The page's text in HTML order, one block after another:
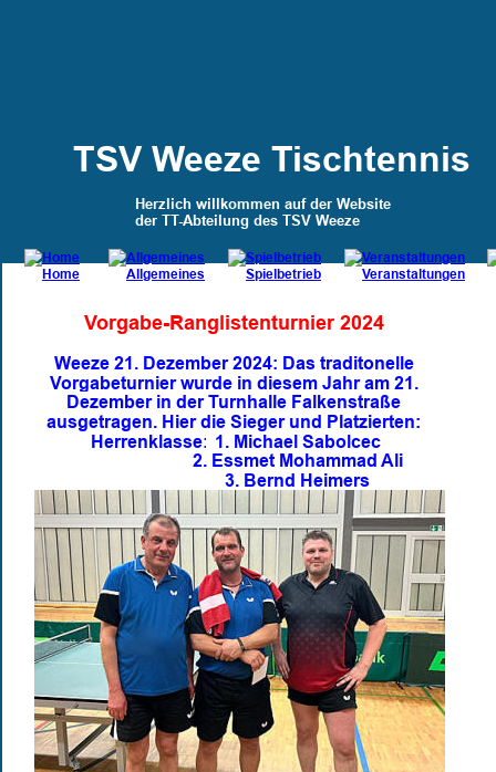
Herzlich willkommen auf der Website
der TT-Abteilung des TSV Weeze
TSV Weeze Tischtennis
Herrenklasse: 1. Michael Sabolcec
2. Essmet Mohammad Ali
3. Bernd Heimers
Vorgabe-Ranglistenturnier 2024
Weeze 21. Dezember 2024: Das traditonelle
Vorgabeturnier wurde in diesem Jahr am 21.
Dezember in der Turnhalle Falkenstraße
ausgetragen. Hier die Sieger und Platzierten: